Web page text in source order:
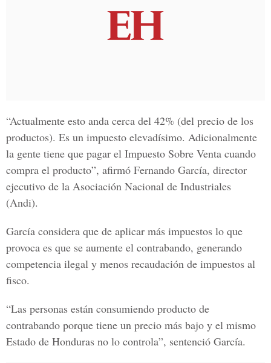
“Actualmente esto anda cerca del 42% (del precio de los
productos). Es un impuesto elevadísimo. Adicionalmente
la gente tiene que pagar el Impuesto Sobre Venta cuando
compra el producto”, afirmó Fernando García, director
ejecutivo de la Asociación Nacional de Industriales
(Andi).
García considera que de aplicar más impuestos lo que
provoca es que se aumente el contrabando, generando
competencia ilegal y menos recaudación de impuestos al
fisco.
“Las personas están consumiendo producto de
contrabando porque tiene un precio más bajo y el mismo
Estado de Honduras no lo controla”, sentenció García.